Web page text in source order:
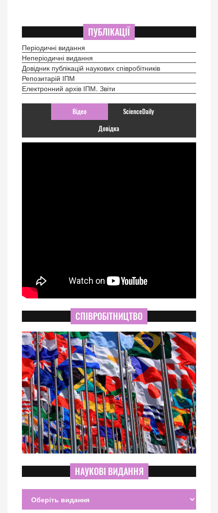
ПУБЛІКАЦІЇ
Періодичні видання
Неперіодичні видання
Довідник публікацій наукових співробітників
Репозитарій ІПМ
Електронний архів ІПМ. Звіти
Відео ScienceDaily
Довідка
СПІВРОБІТНИЦТВО
НАУКОВІ ВИДАННЯ